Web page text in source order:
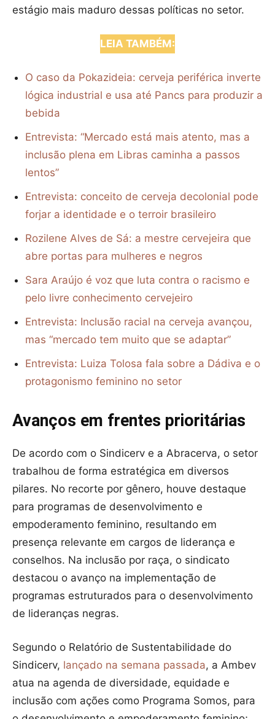
estágio mais maduro dessas políticas no setor.
LEIA TAMBÉM:
O caso da Pokazideia: cerveja periférica inverte
lógica industrial e usa até Pancs para produzir a
bebida
Entrevista: “Mercado está mais atento, mas a
inclusão plena em Libras caminha a passos
lentos”
Entrevista: conceito de cerveja decolonial pode
forjar a identidade e o terroir brasileiro
Rozilene Alves de Sá: a mestre cervejeira que
abre portas para mulheres e negros
Sara Araújo é voz que luta contra o racismo e
pelo livre conhecimento cervejeiro
Entrevista: Inclusão racial na cerveja avançou,
mas “mercado tem muito que se adaptar”
Entrevista: Luiza Tolosa fala sobre a Dádiva e o
protagonismo feminino no setor
Avanços em frentes prioritárias
De acordo com o Sindicerv e a Abracerva, o setor
trabalhou de forma estratégica em diversos
pilares. No recorte por gênero, houve destaque
para programas de desenvolvimento e
empoderamento feminino, resultando em
presença relevante em cargos de liderança e
conselhos. Na inclusão por raça, o sindicato
destacou o avanço na implementação de
programas estruturados para o desenvolvimento
de lideranças negras.
Segundo o Relatório de Sustentabilidade do
Sindicerv, lançado na semana passada, a Ambev
atua na agenda de diversidade, equidade e
inclusão com ações como Programa Somos, para